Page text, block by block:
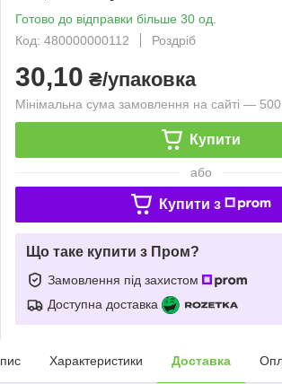
Готово до відправки більше 30 од.
Код: 480000000112
Роздріб
30,10 ₴/упаковка
Мінімальна сума замовлення на сайті —
Купити
або
Купити з
Що таке купити з Пром?
Замовлення під захистом
Доступна доставка
Характеристики Доставка